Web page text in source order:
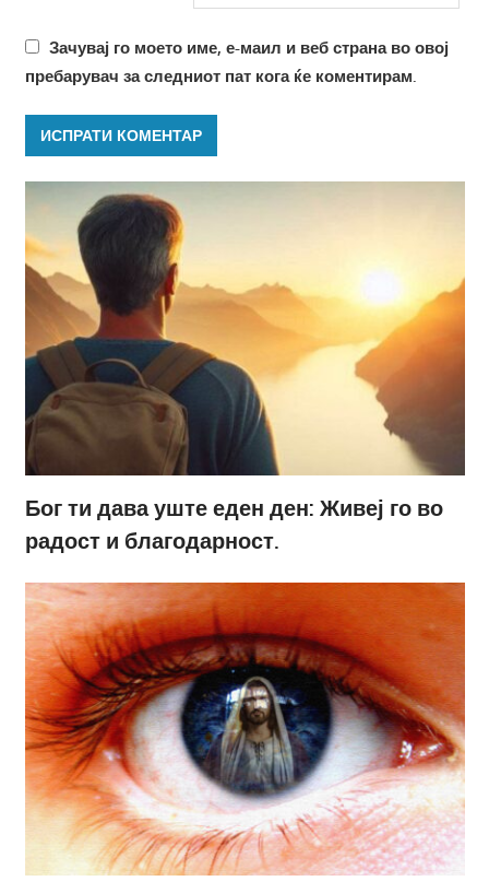
Зачувај го моето име, е-маил и веб страна во овој
пребарувач за следниот пат кога ќе коментирам.
Бог ти дава уште еден ден: Живеј го во
радост и благодарност.